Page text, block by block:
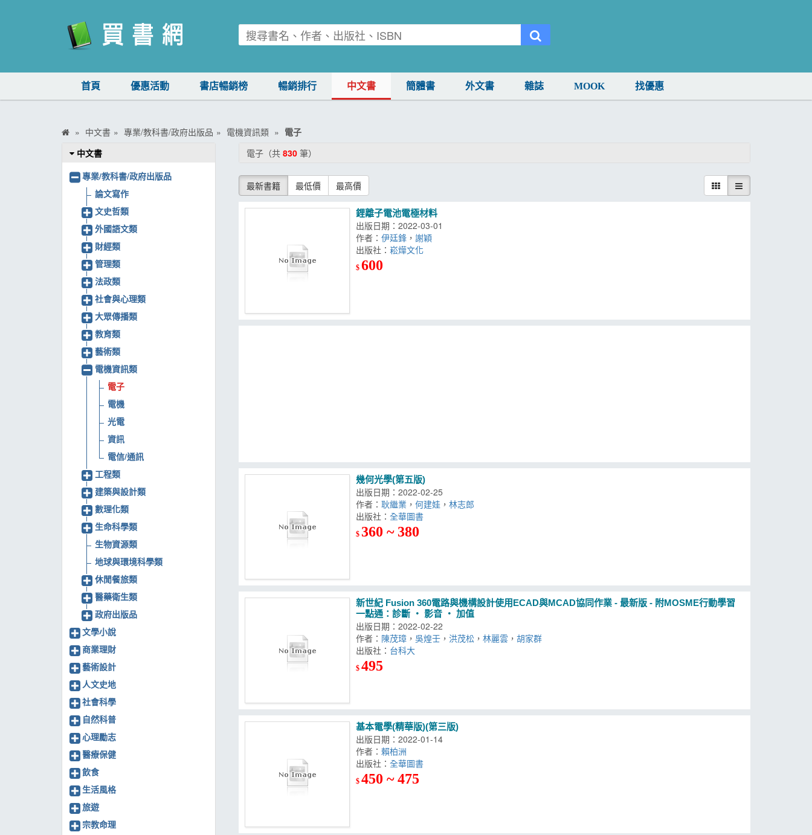
首頁 優惠活動 書店暢銷榜 暢銷排行 中文書 簡體書 外文書 雜誌 MOOK 找優惠
中文書 專業/教科書/政府出版品 電機資訊類
電子
電子（共 830筆）
最新書籍 最低價 最高價
鋰離子電池電極材料
出版日期：2022-03-01
作者：伊廷鋒 ，謝穎
出版社：
$600
幾何光學(第五版)
出版日期：2022-02-25
作者：耿繼業 ，何建娃 ，林志郎
出版社：
$ 360 ~ 380
新世紀 Fusion 360電路與機構設計使用ECAD與MCAD協同作業 - 最新版 - 附MOSME行動學習
一點通：診斷 ‧ 影音 ‧ 加值
出版日期：2022-02-22
作者： 陳茂璋 ，吳煌壬 ，洪茂松 ，林麗雲 ，胡家群
出版社：
$495
基本電學(精華版)(第三版)
出版日期：2022-01-14
作者：賴柏洲
出版社：
$450 ~ 475
中文書
專業/教科書/政府出版品
論文寫作
文史哲類
外國語文類
財經類
管理類
法政類
社會與心理類
大眾傳播類
教育類
藝術類
電機資訊類
電子
電機
光電
資訊
電信/通訊
工程類
建築與設計類
數理化類
生命科學類
生物資源類
地球與環境科學類
休閒餐旅類
醫藥衛生類
政府出版品
文學小說
商業理財
藝術設計
人文史地
社會科學
自然科普
心理勵志
醫療保健
飲食
生活風格
旅遊
宗教命理